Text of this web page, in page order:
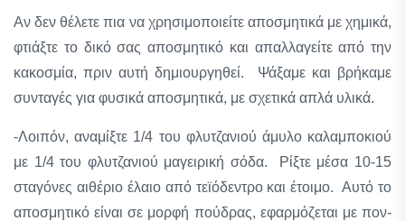
Αν δεν θέλετε πια να χρησιμοποιείτε αποσμητικά με χημικά,
φτιάξτε το δικό σας αποσμητικό και απαλλαγείτε από την
κακοσμία, πριν αυτή δημιουργηθεί. Ψάξαμε και βρήκαμε
συνταγές για φυσικά αποσμητικά, με σχετικά απλά υλικά.
-Λοιπόν, αναμίξτε 1/4 του φλυτζανιού άμυλο καλαμποκιού
με 1/4 του φλυτζανιού μαγειρική σόδα. Ρίξτε μέσα 10-15
σταγόνες αιθέριο έλαιο από τεϊόδεντρο και έτοιμο. Αυτό το
αποσμητικό είναι σε μορφή πούδρας, εφαρμόζεται με πον-